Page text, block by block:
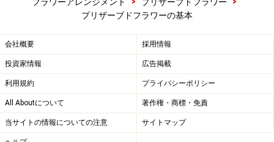
プリザーブドフラワーの基本
会社概要 採用情報
投資家情報 広告掲載
利用規約 プライバシーポリシー
All Aboutについて 著作権・商標・免責
当サイトの情報についての注意 サイトマップ